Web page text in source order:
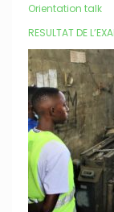
Orientation talk
RESULTAT DE